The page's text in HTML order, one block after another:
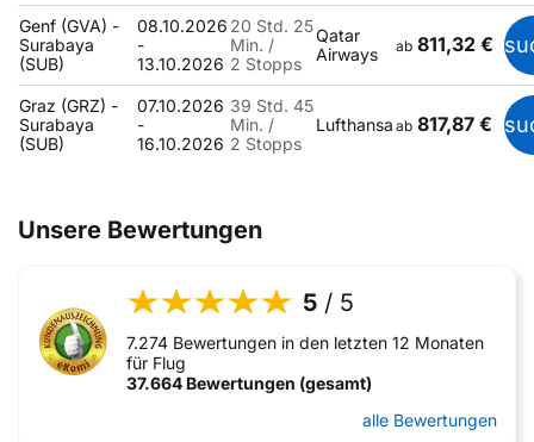
Genf (GVA) -
Surabaya
(SUB)
08.10.2026
-
13.10.2026
20 Std. 25
Min. /
2 Stopps
Qatar
Airways
ab 811,32 €
Graz (GRZ) -
Surabaya
(SUB)
07.10.2026
-
16.10.2026
39 Std. 45
Min. /
2 Stopps
Lufthansa ab 817,87 €
Unsere Bewertungen
5 / 5
7.274 Bewertungen in den letzten 12 Monaten
für Flug
37.664 Bewertungen (gesamt)
alle Bewertungen